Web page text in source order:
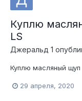
Куплю
LS
Джеральд 1
Куплю масляный щуп
29 апреля, 2020